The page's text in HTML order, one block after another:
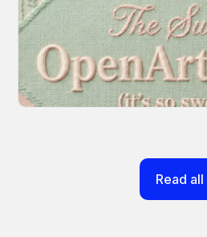
Every tool you need, finally
fundamentally
creation experience so
moves as fast as your
March 20, 2026
Read all